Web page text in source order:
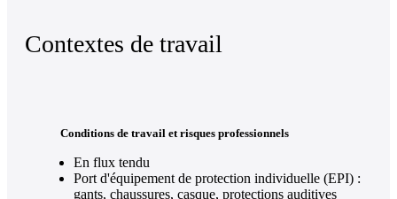
Contextes de travail
Conditions de travail et risques professionnels
En flux tendu
Port d'équipement de protection individuelle (EPI) :
gants, chaussures, casque, protections auditives